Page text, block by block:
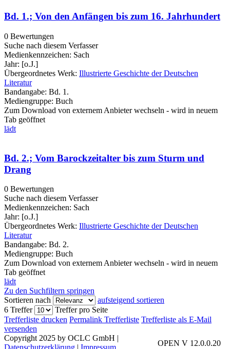
Bd. 1.; Von den Anfängen bis zum 16. Jahrhundert
0 Bewertungen
Suche nach diesem Verfasser
Medienkennzeichen: Sach
Jahr: [o.J.]
Übergeordnetes Werk: Illustrierte Geschichte der Deutschen
Literatur
Bandangabe: Bd. 1.
Mediengruppe: Buch
Zum Download von externem Anbieter wechseln - wird in neuem
Tab geöffnet
lädt
Bd. 2.; Vom Barockzeitalter bis zum Sturm und
Drang
0 Bewertungen
Suche nach diesem Verfasser
Medienkennzeichen: Sach
Jahr: [o.J.]
Übergeordnetes Werk: Illustrierte Geschichte der Deutschen
Literatur
Bandangabe: Bd. 2.
Mediengruppe: Buch
Zum Download von externem Anbieter wechseln - wird in neuem
Tab geöffnet
lädt
Zu den Suchfiltern springen
Sortieren nach
aufsteigend sortieren
6 Treffer
Treffer pro Seite
Trefferliste drucken Permalink Trefferliste Trefferliste als E-Mail
versenden
OPEN V 12.0.0.20
Copyright 2025 by OCLC GmbH |